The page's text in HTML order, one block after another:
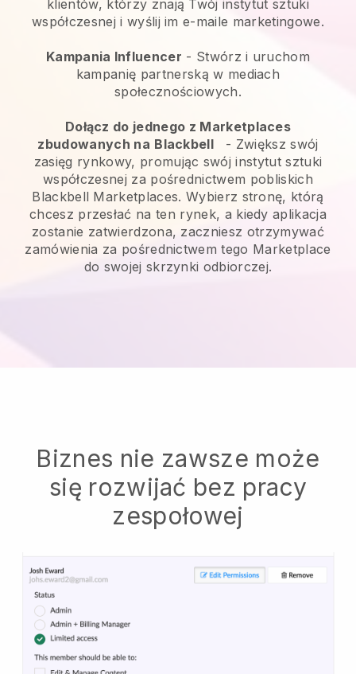
klientów, którzy znają Twój instytut sztuki
współczesnej i wyślij im e-maile marketingowe.
Kampania Influencer - Stwórz i uruchom
kampanię partnerską w mediach
społecznościowych.
Dołącz do jednego z Marketplaces
zbudowanych na Blackbell - Zwiększ swój
zasięg rynkowy, promując swój instytut sztuki
współczesnej za pośrednictwem pobliskich
Blackbell Marketplaces. Wybierz stronę, którą
chcesz przesłać na ten rynek, a kiedy aplikacja
zostanie zatwierdzona, zaczniesz otrzymywać
zamówienia za pośrednictwem tego Marketplace
do swojej skrzynki odbiorczej.
Biznes nie zawsze może
się rozwijać bez pracy
zespołowej